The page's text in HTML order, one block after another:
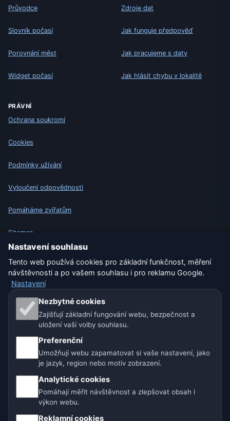
Průvodce
Slovník počasí
Porovnání měst
Widget počasí
Zdroje dat
Jak funguje předpověď
Jak pracujeme s daty
Jak hlásit chybu v lokalitě
PRÁVNÍ
Ochrana soukromí
Cookies
Podmínky užívání
Vyloučení odpovědnosti
Pomáháme zvířatům
Sitemap
Nastavení
Naše weby o počasí:
🇨🇿 Česko 🇭🇷 Chorvatsko 🇧🇬 Bulharsko
🇩🇪🇦🇹🇨🇭 Německo / Rakousko / Švýcarsko
🌎 Latinská Amerika a Španělsko
🇮🇳 Jižní a jihovýchodní Asie
Provozovatel: Spolek Minizoo.cz z.s. | IČO: 21135550 |
Nastavení souhlasu
Tento web používá cookies pro základní funkčnost, měření
návštěvnosti a po vašem souhlasu i pro reklamu Google.
Nastavení
Nezbytné cookies
Zajišťují základní fungování webu, bezpečnost a
uložení vaší volby souhlasu.
Preferenční
Umožňují webu zapamatovat si vaše nastavení, jako
je jazyk, region nebo motiv zobrazení.
Analytické cookies
Pomáhají měřit návštěvnost a zlepšovat obsah i
výkon webu.
Reklamní cookies